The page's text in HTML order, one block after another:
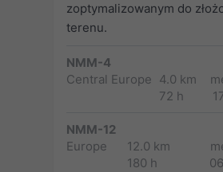
zoptymalizowanym do
terenu.
NMM-4
Central Europe 4.0 km
72 h
NMM-12
Europe
12.0 km
180 h